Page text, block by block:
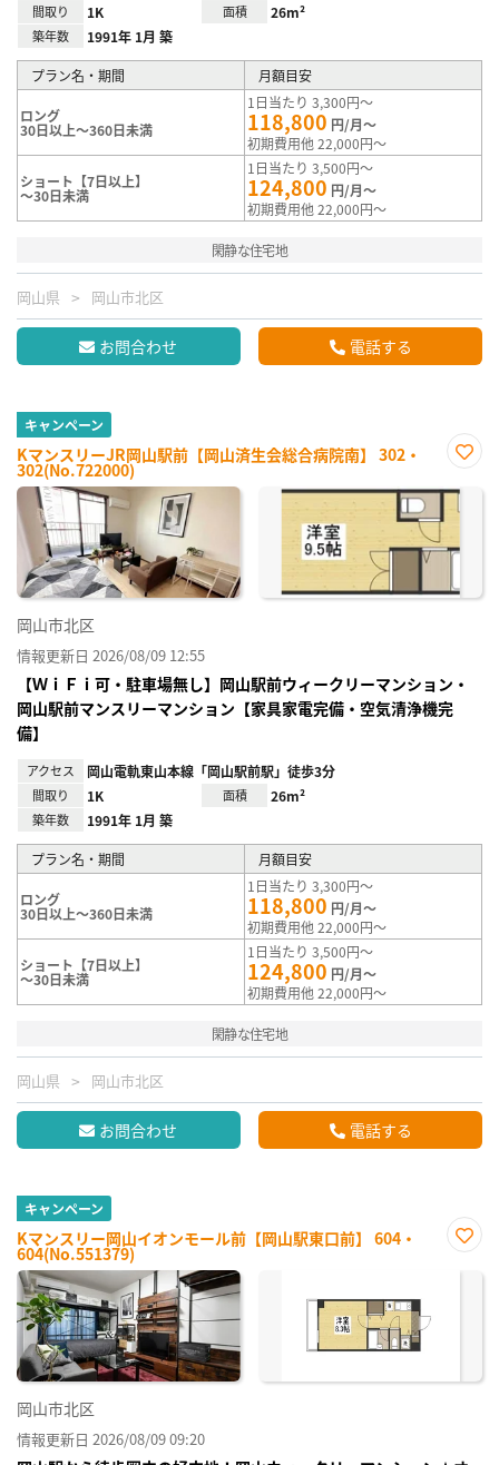
間取り 1K 面積 26m²
築年数 1991年 1月 築
プラン名・期間 月額目安
ロング
30日以上～360日未満
1日当たり 3,300円～
118,800 円/月～
初期費用他 22,000円～
ショート【7日以上】
～30日未満
1日当たり 3,500円～
124,800 円/月～
初期費用他 22,000円～
閑静な住宅地
岡山県 岡山市北区
お問合わせ 電話する
キャンペーン
KマンスリーJR岡山駅前【岡山済生会総合病院南】 302・
302(No.722000)
に入
り登
岡山市北区
情報更新日 2026/08/09 12:55
【ＷｉＦｉ可・駐車場無し】岡山駅前ウィークリーマンション・
岡山駅前マンスリーマンション【家具家電完備・空気清浄機完
備】
アクセス 岡山電軌東山本線「岡山駅前駅」徒歩3分
間取り 1K 面積 26m²
築年数 1991年 1月 築
プラン名・期間 月額目安
ロング
30日以上～360日未満
1日当たり 3,300円～
118,800 円/月～
初期費用他 22,000円～
ショート【7日以上】
～30日未満
1日当たり 3,500円～
124,800 円/月～
初期費用他 22,000円～
閑静な住宅地
岡山県 岡山市北区
お問合わせ 電話する
キャンペーン
Kマンスリー岡山イオンモール前【岡山駅東口前】 604・
604(No.551379)
に入
岡山市北区
情報更新日 2026/08/09 09:20